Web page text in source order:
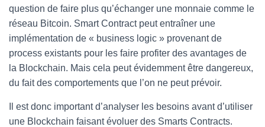
question de faire plus qu’échanger une monnaie comme le
réseau Bitcoin. Smart Contract peut entraîner une
implémentation de « business logic » provenant de
process existants pour les faire profiter des avantages de
la Blockchain. Mais cela peut évidemment être dangereux,
du fait des comportements que l’on ne peut prévoir.
Il est donc important d’analyser les besoins avant d’utiliser
une Blockchain faisant évoluer des Smarts Contracts.